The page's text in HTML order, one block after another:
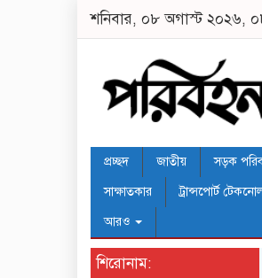
শনিবার, ০৮ অগাস্ট ২০২৬,
প্রচ্ছদ জাতীয় সড়ক
সাক্ষাতকার
ট্রান্সপোর্ট
আরও
শিরোনাম: